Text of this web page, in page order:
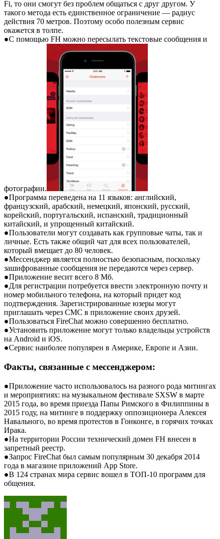
Fi, то они смогут без проблем общаться с друг другом. У
такого метода есть единственное ограничение — радиус
действия 70 метров. Поэтому особо полезным сервис
окажется в толпе.
●С помощью FH можно пересылать текстовые сообщения и
фотографии.
●Программа переведена на 11 языков: английский,
французский, арабский, немецкий, японский, русский,
корейский, португальский, испанский, традиционный
китайский, и упрощенный китайский.
●Пользователи могут создавать как групповые чаты, так и
личные. Есть также общий чат для всех пользователей,
который вмещает до 80 человек.
●Мессенджер является полностью безопасным, поскольку
зашифрованные сообщения не передаются через сервер.
●Приложение весит всего 8 Мб.
●Для регистрации потребуется ввести электронную почту и
номер мобильного телефона, на который придет код
подтверждения. Зарегистрированные юзеры могут
приглашать через СМС в приложение своих друзей.
●Пользоваться FireChat можно совершенно бесплатно.
●Установить приложение могут только владельцы устройств
на Android и iOS.
●Сервис наиболее популярен в Америке, Европе и Азии.
Факты, связанные с мессенджером:
●Приложение часто использовалось на разного рода митингах
и мероприятиях: на музыкальном фестивале SXSW в марте
2015 года, во время приезда Папы Римского в Филиппины в
2015 году, на митинге в поддержку оппозиционера Алексея
Навального, во время протестов в Гонконге, в горячих точках
Ирака.
●На территории России технический домен FH внесен в
запретный реестр.
●Запрос FireChat был самым популярным 30 декабря 2014
года в магазине приложений App Store.
●В 124 странах мира сервис вошел в ТОП-10 программ для
общения.